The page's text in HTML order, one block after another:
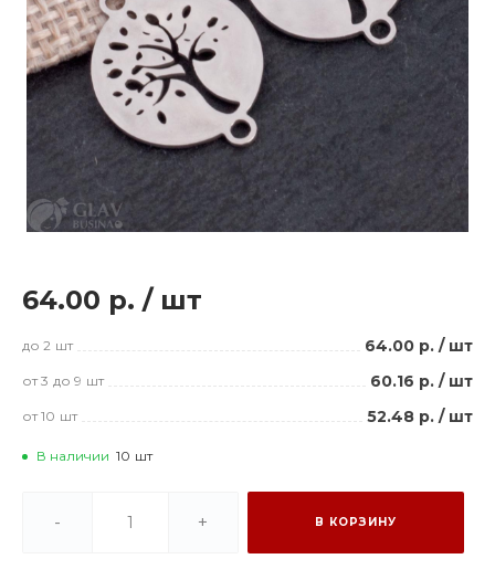
64.00 р. / шт
до 2 шт 64.00 р. / шт
от 3 до 9 шт 60.16 р. / шт
от 10 шт 52.48 р. / шт
В наличии 10 шт
- + В КОРЗИНУ